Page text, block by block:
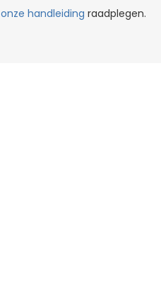
onze handleiding raadplegen.